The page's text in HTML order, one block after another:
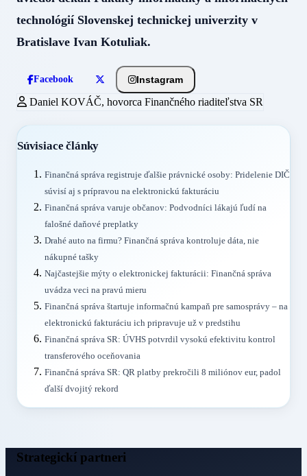
technológií Slovenskej technickej univerzity v
Bratislave Ivan Kotuliak.
Facebook Instagram
Daniel KOVÁČ, hovorca Finančného riaditeľstva SR
Súvisiace články
Finančná správa registruje ďalšie právnické osoby: Pridelenie DIČ
súvisí aj s prípravou na elektronickú fakturáciu
Finančná správa varuje občanov: Podvodníci lákajú ľudí na
falošné daňové preplatky
Drahé auto na firmu? Finančná správa kontroluje dáta, nie
nákupné tašky
Najčastejšie mýty o elektronickej fakturácii: Finančná správa
uvádza veci na pravú mieru
Finančná správa štartuje informačnú kampaň pre samosprávy – na
elektronickú fakturáciu ich pripravuje už v predstihu
Finančná správa SR: ÚVHS potvrdil vysokú efektivitu kontrol
transferového oceňovania
Finančná správa SR: QR platby prekročili 8 miliónov eur, padol
ďalší dvojitý rekord
Strategickí partneri